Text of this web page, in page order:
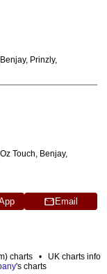
Prinzly,
Touch, Benjay,
Email
charts • UK charts info
's charts